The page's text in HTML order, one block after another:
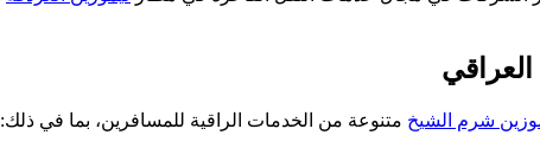
شرم الشيخ متنوعة من الخدمات الراقية للمسافرين، بما في ذلك: